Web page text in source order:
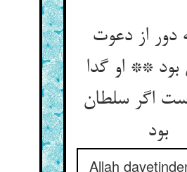
دور از دعوت
بود ** او گدا
اگر سلطان
بود
Allah